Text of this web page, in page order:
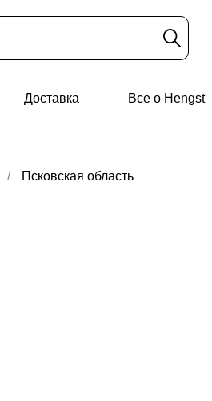
Доставка Все о Hengst
/ Псковская область